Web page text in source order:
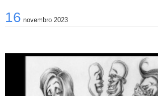
16 novembro 2023